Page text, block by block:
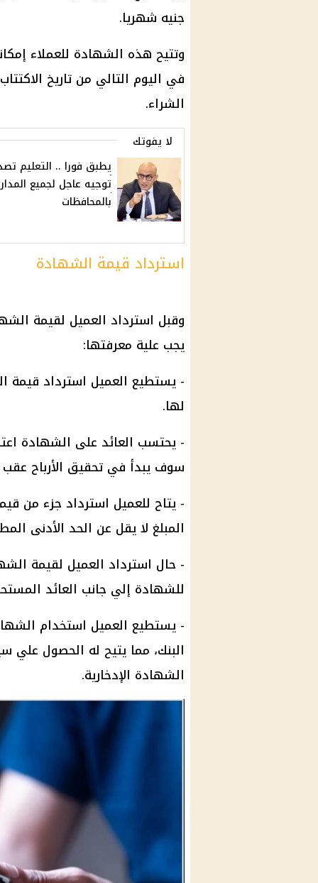
جنيه شهريا.
وتتيح هذه الشهادة للعملاء
الشراء.
لا يفوتك
يطبق فورا .. التعليم
توجيه عاجل لجميع
بالمحافظات
استرداد قيمة الشهادة
وقبل استرداد العميل لقيمة
يجب علية معرفتها:
- يستطيع العميل استرداد قيمة
لها.
- يحتسب العائد على الشهادة
سوف يبدأ في تحقيق الأرباح عقب
- يتاح للعميل استرداد جزء من
المبلغ لا يقل عن الحد الأدنى
- حال استرداد العميل لقيمة
للشهادة إلي جانب العائد
- يستطيع العميل استخدام
البنك، مما يتيح له الحصول علي
الشهادة الإدخارية.